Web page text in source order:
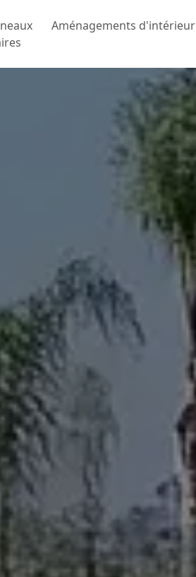
Aménagements d'intérieur